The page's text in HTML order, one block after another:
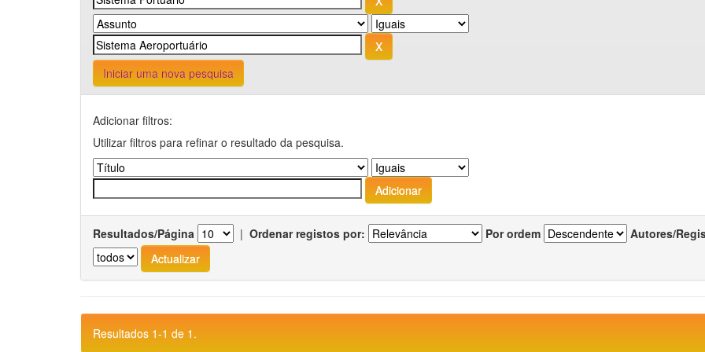
Iniciar uma nova pesquisa
Adicionar filtros:
Utilizar filtros para refinar o resultado da pesquisa.
Resultados/Página | Ordenar registos por: Por ordem Autores/
Resultados 1-1 de 1.